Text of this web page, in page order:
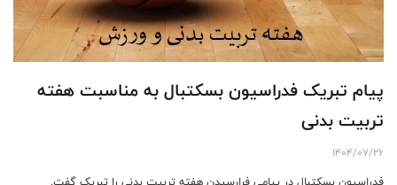
پیام تبریک فدراسیون بسکتبال به مناسبت هفته
تربیت بدنی
1404/07/26